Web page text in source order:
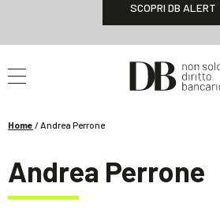
SCOPRI DB ALERT
Home /Andrea Perrone
Andrea Perrone